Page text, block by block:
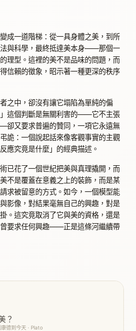
成一道階梯：從一具身體之美，到所
與科學，最終抵達美本身——那個一
理型。這裡的美不是品味的問題，而
信賴的徵象，昭示著一種更深的秩序
之中，卻沒有讓它塌陷為單純的偏
這個判斷是無關利害的——它不主張
卻又要求普遍的贊同，一項它永遠無
詭：一個說起話來像客觀事實的主觀
應究竟是什麼」的經典描述。
已花了一個世紀把美與真理撬開，而
不是覆蓋在意義之上的裝飾，而是某
求被留意的方式。如今，一個模型能
影像，對結果毫無自己的興趣，對是
。這究竟取消了它與美的資格，還是
要求任何興趣——正是這條河繼續帶
？
德到今天 · Plato